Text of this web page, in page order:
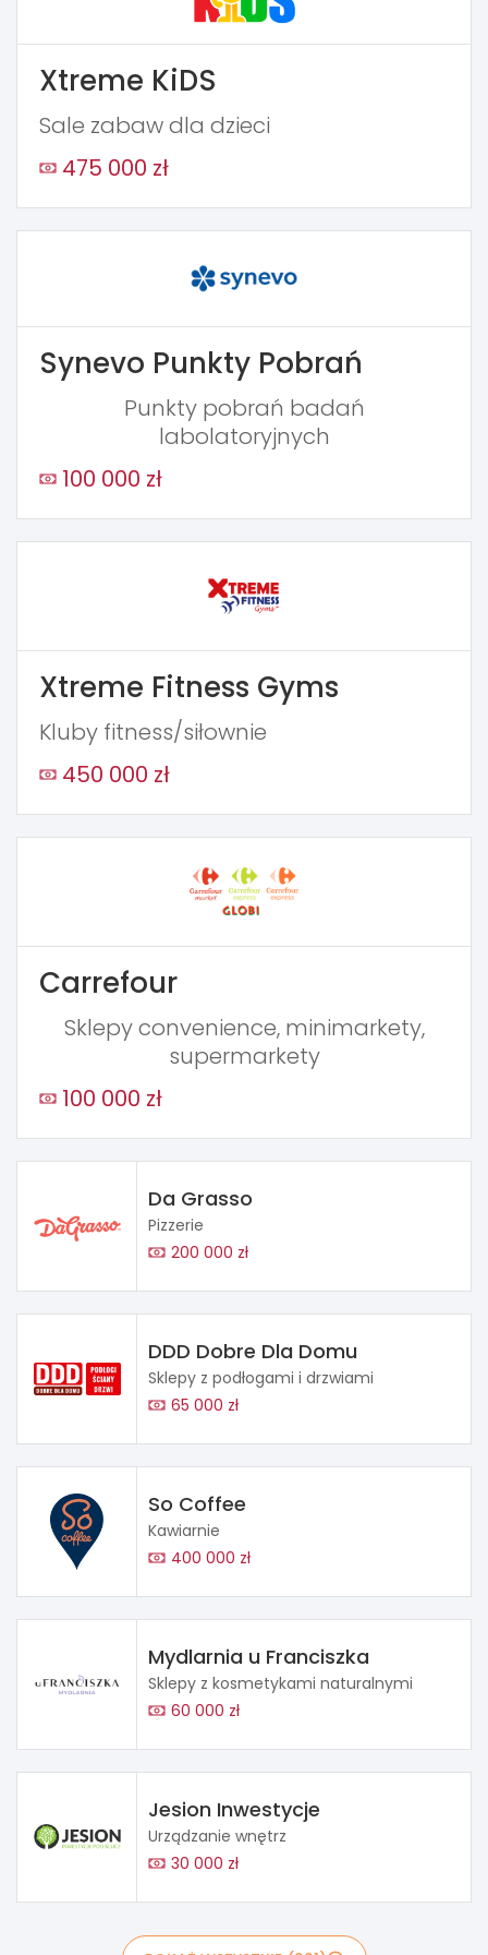
Xtreme KiDS
Sale zabaw dla dzieci
475 000 zł
Synevo Punkty Pobrań
Punkty pobrań badań
labolatoryjnych
100 000 zł
Xtreme Fitness Gyms
Kluby fitness/siłownie
450 000 zł
Carrefour
Sklepy convenience, minimarkety,
supermarkety
100 000 zł
Da Grasso
Pizzerie
200 000 zł
DDD Dobre Dla Domu
Sklepy z podłogami i drzwiami
65 000 zł
So Coffee
Kawiarnie
400 000 zł
Mydlarnia u Franciszka
Sklepy z kosmetykami naturalnymi
60 000 zł
Jesion Inwestycje
Urządzanie wnętrz
30 000 zł